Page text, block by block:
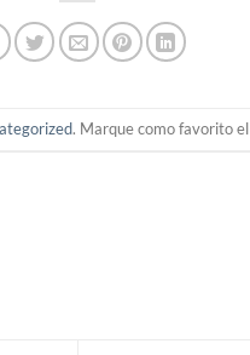
. Marque como favorito el